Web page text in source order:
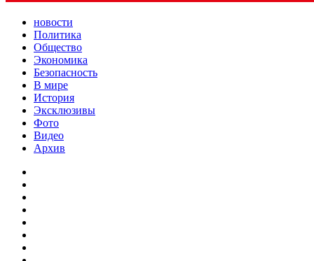
новости
Политика
Общество
Экономика
Безопасность
В мире
История
Эксклюзивы
Фото
Видео
Архив